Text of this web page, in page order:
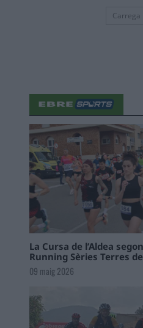
Carrega
La Cursa de l’Aldea
Running Sèries Terres de
09 maig 2026